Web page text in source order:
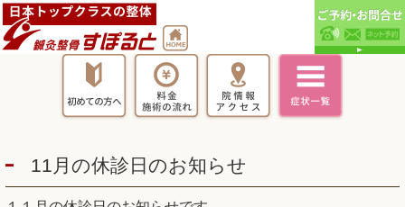
11月の休診日のお知らせ